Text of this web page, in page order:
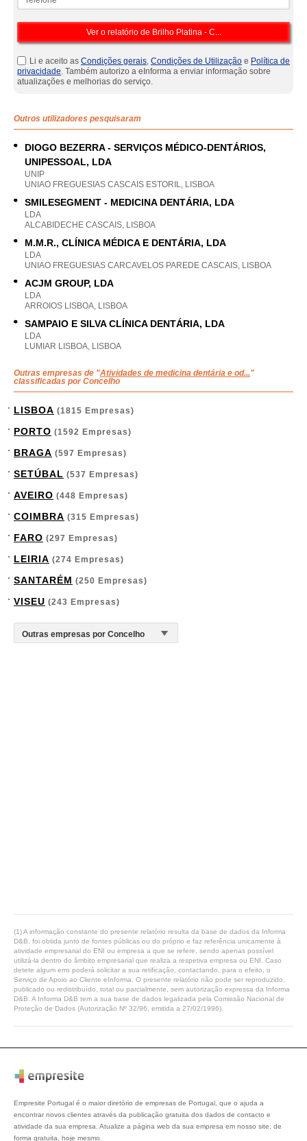
Li e aceito as Condições gerais, Condições de Utilização e Política de
privacidade. Também autorizo a eInforma a enviar informação sobre
atualizações e melhorias do serviço.
Outros utilizadores pesquisaram
DIOGO BEZERRA - SERVIÇOS MÉDICO-DENTÁRIOS,
UNIPESSOAL, LDA
UNIP
UNIAO FREGUESIAS CASCAIS ESTORIL, LISBOA
SMILESEGMENT - MEDICINA DENTÁRIA, LDA
LDA
ALCABIDECHE CASCAIS, LISBOA
M.M.R., CLÍNICA MÉDICA E DENTÁRIA, LDA
LDA
UNIAO FREGUESIAS CARCAVELOS PAREDE CASCAIS, LISBOA
ACJM GROUP, LDA
LDA
ARROIOS LISBOA, LISBOA
SAMPAIO E SILVA CLÍNICA DENTÁRIA, LDA
LDA
LUMIAR LISBOA, LISBOA
Outras empresas de "Atividades de medicina dentária e od..."
classificadas por Concelho
LISBOA (1815 Empresas)
PORTO (1592 Empresas)
BRAGA (597 Empresas)
SETÚBAL (537 Empresas)
AVEIRO (448 Empresas)
COIMBRA (315 Empresas)
FARO (297 Empresas)
LEIRIA (274 Empresas)
SANTARÉM (250 Empresas)
VISEU (243 Empresas)
(1) A informação constante do presente relatório resulta da base de dados da Informa
D&B, foi obtida junto de fontes públicas ou do próprio e faz referência unicamente à
atividade empresarial do ENI ou empresa a que se refere, sendo apenas possível
utilizá-la dentro do âmbito empresarial que realiza a respetiva empresa ou ENI. Caso
detete algum erro poderá solicitar a sua retificação, contactando, para o efeito, o
Serviço de Apoio ao Cliente eInforma. O presente relatório não pode ser reproduzido,
publicado ou redistribuído, total ou parcialmente, sem autorização expressa da Informa
D&B. A Informa D&B tem a sua base de dados legalizada pela Comissão Nacional de
Proteção de Dados (Autorização Nº 32/96, emitida a 27/02/1996).
Empresite Portugal é o maior diretório de empresas de Portugal, que o ajuda a
encontrar novos clientes através da publicação gratuita dos dados de contacto e
atividade da sua empresa. Atualize a página web da sua empresa em nosso site, de
forma gratuita, hoje mesmo.